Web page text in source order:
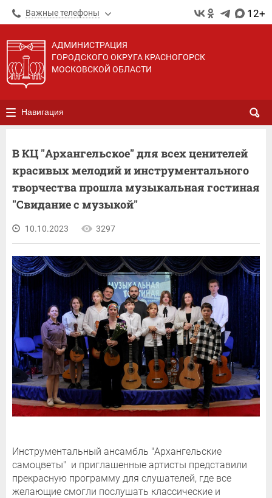
Важные телефоны 12+
АДМИНИСТРАЦИЯ
ГОРОДСКОГО ОКРУГА КРАСНОГОРСК
МОСКОВСКОЙ ОБЛАСТИ
Навигация
В КЦ "Архангельское" для всех ценителей
красивых мелодий и инструментального
творчества прошла музыкальная гостиная
"Свидание с музыкой"
10.10.2023 3297
Инструментальный ансамбль "Архангельские
самоцветы" и приглашенные артисты представили
прекрасную программу для слушателей, где все
желающие смогли послушать классические и